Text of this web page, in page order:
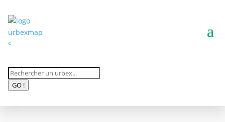
Recherche
deGO !